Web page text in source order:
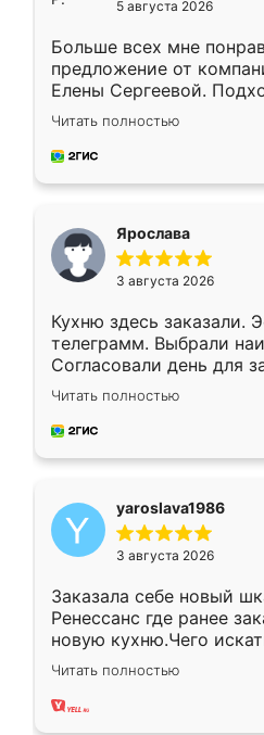
5 августа 2026
Больше всех мне
предложение от
Елены Сергеевой.
короткие сроки
для замера сотрудник
предложил по моему
Читать полностью
Ярослава
3 августа 2026
Кухню здесь заказали.
телеграмм. Выбрали
Согласовали день для
недели кухня была уже
довольны работой.
мебель за качественную
Читать полностью
yaroslava1986
3 августа 2026
Заказала себе новый
Ренессанс где ранее
новую кухню.Чего
вполне довольна.
два года, нареканий нет.
Читать полностью